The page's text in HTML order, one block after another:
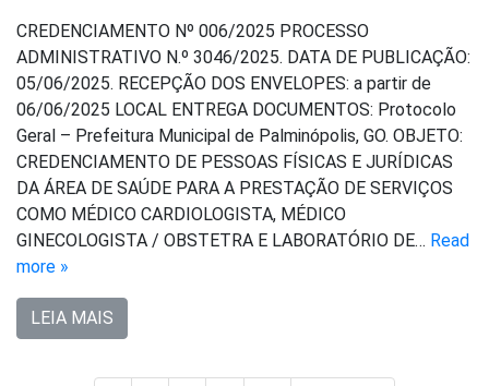
CREDENCIAMENTO Nº 006/2025 PROCESSO
ADMINISTRATIVO N.º 3046/2025. DATA DE PUBLICAÇÃO:
05/06/2025. RECEPÇÃO DOS ENVELOPES: a partir de
06/06/2025 LOCAL ENTREGA DOCUMENTOS: Protocolo
Geral – Prefeitura Municipal de Palminópolis, GO. OBJETO:
CREDENCIAMENTO DE PESSOAS FÍSICAS E JURÍDICAS
DA ÁREA DE SAÚDE PARA A PRESTAÇÃO DE SERVIÇOS
COMO MÉDICO CARDIOLOGISTA, MÉDICO
GINECOLOGISTA / OBSTETRA E LABORATÓRIO DE… Read
more »
LEIA MAIS